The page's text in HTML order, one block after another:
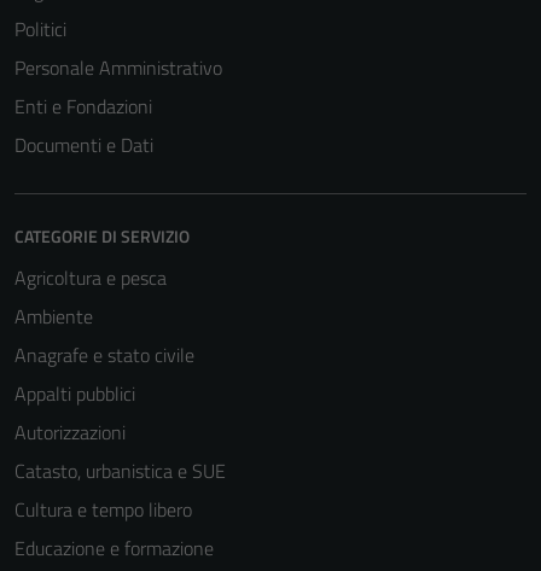
Politici
Personale Amministrativo
Enti e Fondazioni
Documenti e Dati
CATEGORIE DI SERVIZIO
Agricoltura e pesca
Ambiente
Anagrafe e stato civile
Appalti pubblici
Autorizzazioni
Catasto, urbanistica e SUE
Cultura e tempo libero
Educazione e formazione
personali.